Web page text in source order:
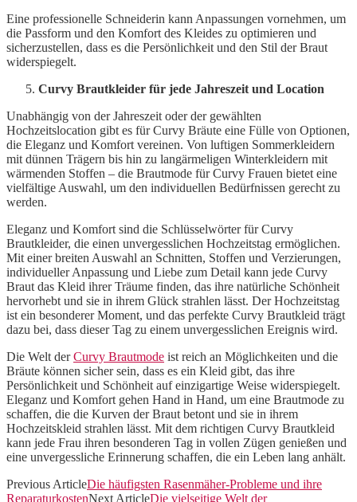
Eine professionelle Schneiderin kann Anpassungen vornehmen, um
die Passform und den Komfort des Kleides zu optimieren und
sicherzustellen, dass es die Persönlichkeit und den Stil der Braut
widerspiegelt.
Curvy Brautkleider für jede Jahreszeit und Location
Unabhängig von der Jahreszeit oder der gewählten
Hochzeitslocation gibt es für Curvy Bräute eine Fülle von Optionen,
die Eleganz und Komfort vereinen. Von luftigen Sommerkleidern
mit dünnen Trägern bis hin zu langärmeligen Winterkleidern mit
wärmenden Stoffen – die Brautmode für Curvy Frauen bietet eine
vielfältige Auswahl, um den individuellen Bedürfnissen gerecht zu
werden.
Eleganz und Komfort sind die Schlüsselwörter für Curvy
Brautkleider, die einen unvergesslichen Hochzeitstag ermöglichen.
Mit einer breiten Auswahl an Schnitten, Stoffen und Verzierungen,
individueller Anpassung und Liebe zum Detail kann jede Curvy
Braut das Kleid ihrer Träume finden, das ihre natürliche Schönheit
hervorhebt und sie in ihrem Glück strahlen lässt. Der Hochzeitstag
ist ein besonderer Moment, und das perfekte Curvy Brautkleid trägt
dazu bei, dass dieser Tag zu einem unvergesslichen Ereignis wird.
Die Welt derCurvy Brautmode ist reich an Möglichkeiten und die
Bräute können sicher sein, dass es ein Kleid gibt, das ihre
Persönlichkeit und Schönheit auf einzigartige Weise widerspiegelt.
Eleganz und Komfort gehen Hand in Hand, um eine Brautmode zu
schaffen, die die Kurven der Braut betont und sie in ihrem
Hochzeitskleid strahlen lässt. Mit dem richtigen Curvy Brautkleid
kann jede Frau ihren besonderen Tag in vollen Zügen genießen und
eine unvergessliche Erinnerung schaffen, die ein Leben lang anhält.
Previous ArticleDie häufigsten Rasenmäher-Probleme und ihre
ReparaturkostenNext ArticleDie vielseitige Welt der